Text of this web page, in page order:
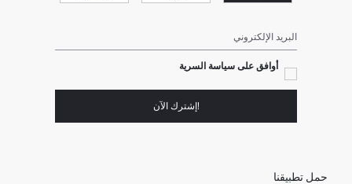
البريد الإلكتروني
أوافق على سياسة السرية
!إشترك الآن
حمل تطبيقنا